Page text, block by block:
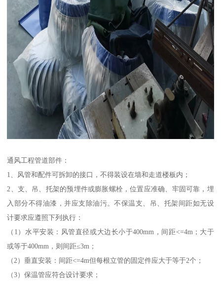
通风工程管道部件：
1、风管和配件可拆卸的接口，不得装设在墙和走道楼板内；
2、支、吊、托架的预埋件或膨胀螺栓，位置应准确、牢固可靠，埋
入部分不得油漆，并应支除油污。不保温支、吊、托架间距如无设
计要求应遵照下列执行：
（1）水平安装：风管直径或大边长小于400mm，间距<=4m；大于
或等于400mm，则间距≤3m；
（2）垂直安装：间距<=4m但每根立管的固定件应大于等于2个；
（3）保温管应符合设计要求；